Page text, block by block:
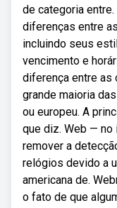
de categoria
diferenças entre
incluindo seus
vencimento e
diferença entre as
grande maioria
ou europeu. A
que diz. Web — no
remover a
relógios devido a
americana de.
o fato de que